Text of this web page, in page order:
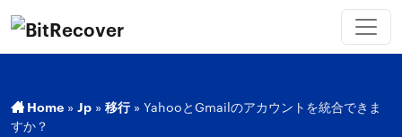
Home » Jp » 移行 » YahooとGmailのアカウントを統合できま
すか？